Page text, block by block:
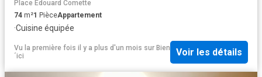
Place Édouard Comette
74 m²1 PièceAppartement
·Cuisine équipée
Vu la première fois il y a plus d'un mois sur Bien
´ici
Voir les détails